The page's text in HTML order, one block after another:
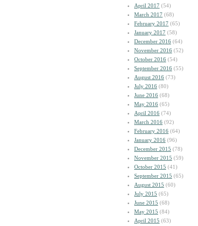
April 2017 (54)
March 2017 (68)
February 2017 (65)
January 2017 (58)
December 2016 (64)
November 2016 (52)
October 2016 (54)
September 2016 (55)
August 2016 (73)
July 2016 (80)
June 2016 (68)
May 2016 (65)
April 2016 (74)
March 2016 (92)
February 2016 (64)
January 2016 (96)
December 2015 (78)
November 2015 (59)
October 2015 (41)
September 2015 (65)
August 2015 (60)
July 2015 (65)
June 2015 (68)
May 2015 (84)
April 2015 (63)